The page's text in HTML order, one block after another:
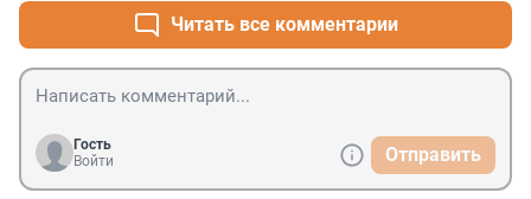
Читать все комментарии
Гость
Войти
Отправить